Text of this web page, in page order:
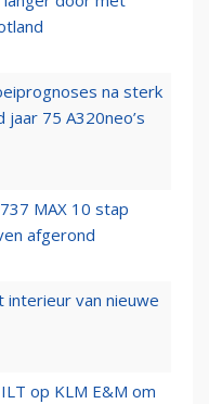
na sterk
jaar 75 A320neo’s
MAX 10 stap
afgerond
interieur van nieuwe
op KLM E&M om